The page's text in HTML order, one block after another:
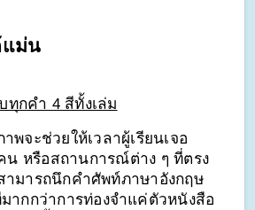
แม่น
ทุกคำ 4 สีทั้งเล่ม
พจะช่วยให้เวลาผู้เรียนเจอ
น หรือสถานการณ์ต่าง ๆ ที่ตรง
มารถนึกคำศัพท์ภาษาอังกฤษ
ากกว่าการท่องจำแค่ตัวหนังสือ